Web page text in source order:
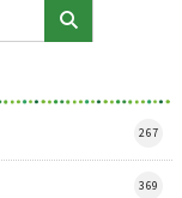
267
369